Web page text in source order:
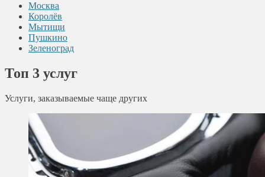
Москва
Королёв
Мытищи
Пушкино
Зеленоград
Топ 3 услуг
Услуги, заказываемые чаще других